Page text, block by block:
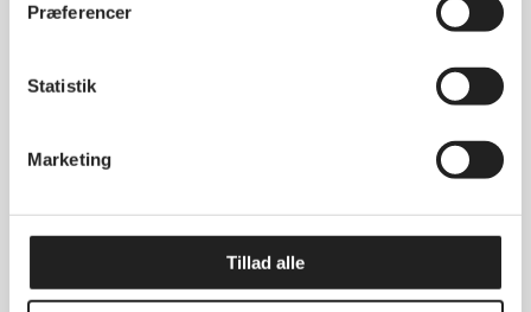
Præferencer
Statistik
Marketing
Tillad alle
april 2024
december 2023
november 2022
marts 2022